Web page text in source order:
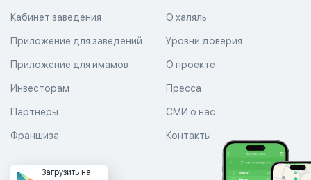
О халяль
Уровни доверия
Кабинет заведения
Приложение для заведений
Приложение для имамов О проекте
Пресса
СМИ о нас
Контакты
Инвесторам
Партнеры
Франшиза
Загрузить на